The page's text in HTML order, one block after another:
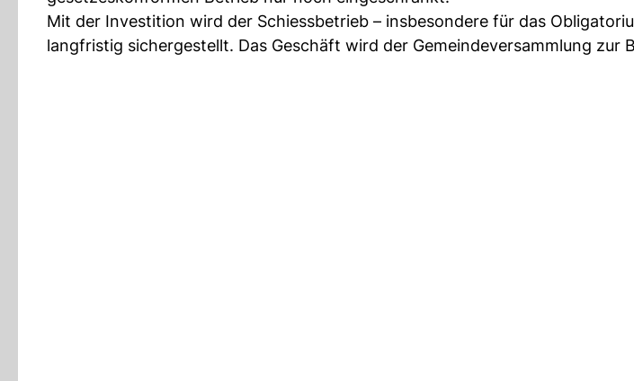
Mit der Investition wird der Schiessbetrieb – insbesondere für das
langfristig sichergestellt. Das Geschäft wird der Gemeindeversammlung zur